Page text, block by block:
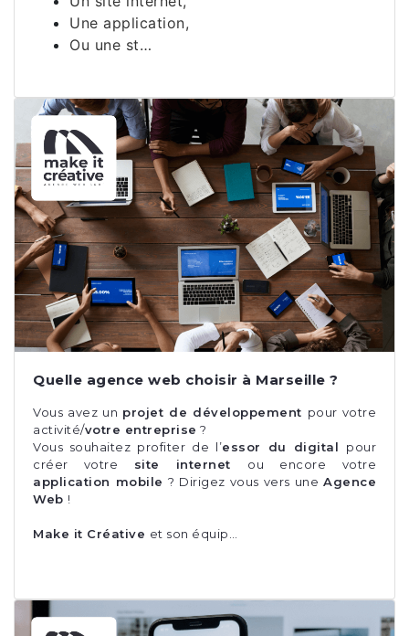
Une application,
Ou une st…
Quelle agence web choisir à Marseille ?
Vous avez un projet de développement pour votre
activité/votre entreprise ?
Vous souhaitez profiter de l’essor du digital pour
créer votre site internet ou encore votre
application mobile ? Dirigez vous vers une Agence
Web !
Make it Créative et son équip…